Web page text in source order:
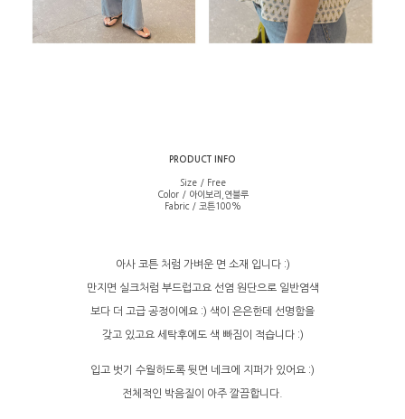
PRODUCT INFO
Size / Free
Color / 아이보리,연블루
Fabric / 코튼100%
아사 코튼 처럼 가벼운 면 소재 입니다 :)
만지면 실크처럼 부드럽고요 선염 원단으로 일반염색
보다 더 고급 공정이에요 :) 색이 은은한데 선명함을
갖고 있고요 세탁후에도 색 빠짐이 적습니다 :)
입고 벗기 수월하도록 뒷면 네크에 지퍼가 있어요 :)
전체적인 박음질이 아주 깔끔합니다.